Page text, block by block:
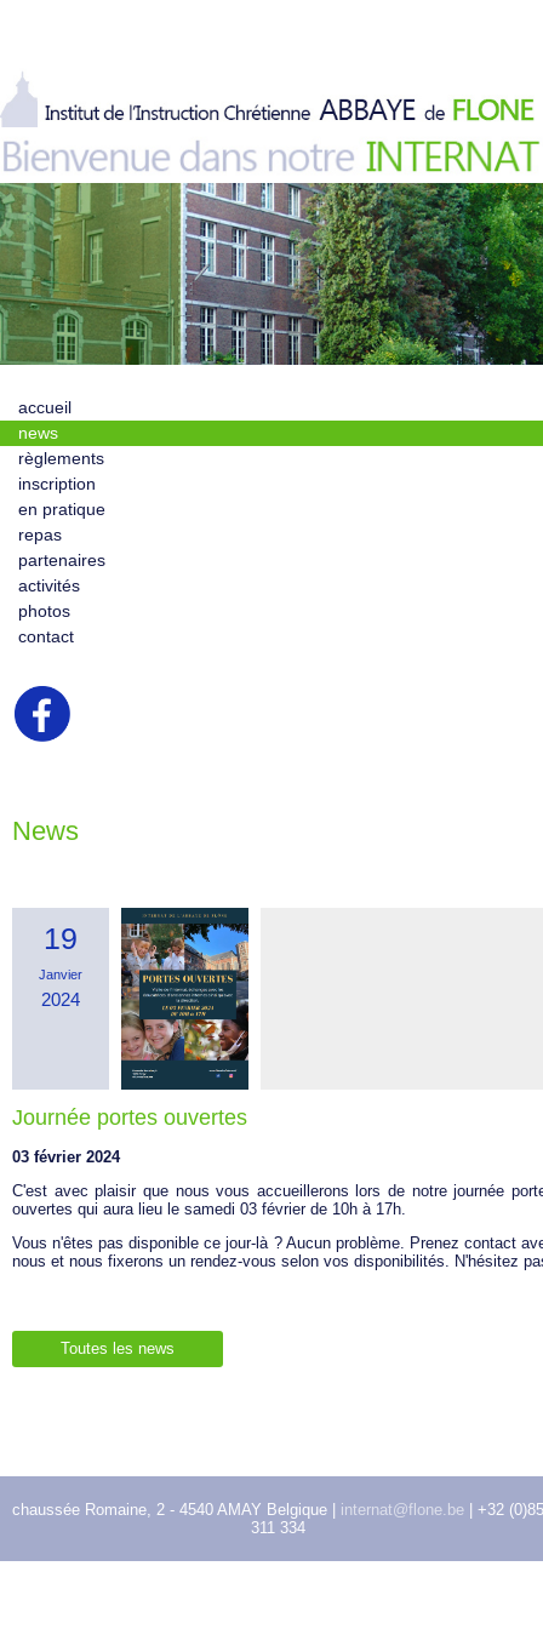
accueil
news
règlements
inscription
en pratique
repas
partenaires
activités
photos
contact
News
19
Janvier
2024
Journée portes ouvertes
03 février 2024
C'est avec plaisir que nous vous accueillerons lors de notre journée
ouvertes qui aura lieu le samedi 03 février de 10h à 17h.
Vous n'êtes pas disponible ce jour-là ? Aucun problème. Prenez contact
nous et nous fixerons un rendez-vous selon vos disponibilités. N'hésitez
Toutes les news
chaussée Romaine, 2 - 4540 AMAY Belgique | internat@flone.be| +32 (0)85
311 334